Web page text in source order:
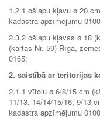
1.2.1 ošlapu kļavu ø 20
kadastra apzīmējumu
2.3.2 ošlapu kļavas ø 18
(kārtas Nr. 59) Rīgā,
0165;
2. saistībā ar teritorijas
2.1.1 vītolu ø 6/8/15 cm
11/13, 14/14/15/16, 9/13
kadastra apzīmējumu